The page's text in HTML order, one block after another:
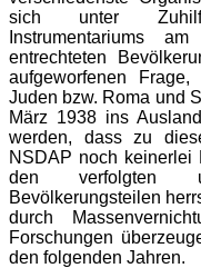
sich unter
Instrumentariums
entrechteten
aufgeworfenen
Juden bzw. Roma und
März 1938 ins
werden, dass zu
NSDAP noch keinerlei
den verfolgten
Bevölkerungsteilen
durch
Forschungen
den folgenden Jahren.